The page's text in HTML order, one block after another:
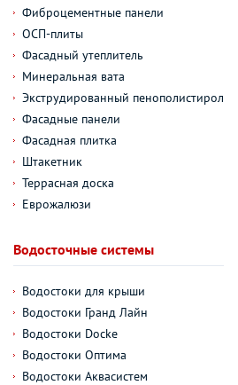
Фиброцементные панели
ОСП-плиты
Фасадный утеплитель
Минеральная вата
Экструдированный пенополистирол
Фасадные панели
Фасадная плитка
Штакетник
Террасная доска
Еврожалюзи
Водосточные системы
Водостоки для крыши
Водостоки Гранд Лайн
Водостоки Docke
Водостоки Оптима
Водостоки Аквасистем